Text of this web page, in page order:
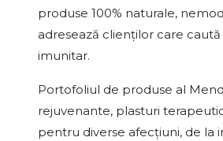
produse 100% naturale,
adresează clienților care
imunitar.
Portofoliul de produse al
rejuvenante, plasturi
pentru diverse afecțiuni, de la